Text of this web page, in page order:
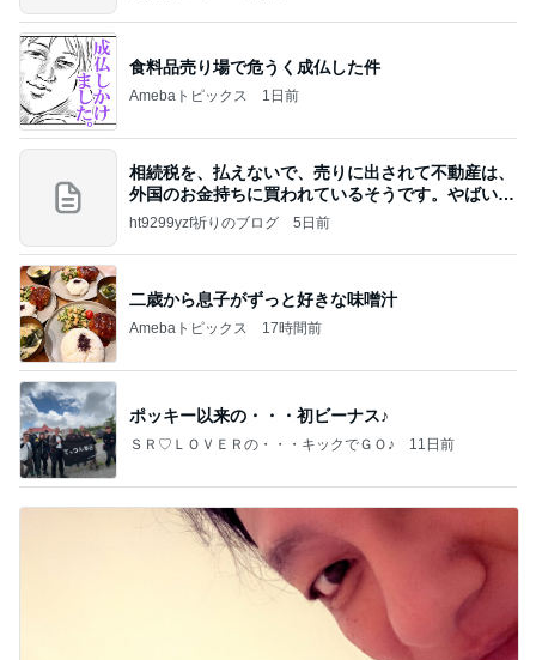
食料品売り場で危うく成仏した件
Amebaトピックス 1日前
相続税を、払えないで、売りに出されて不動産は、
外国のお金持ちに買われているそうです。やばいで
すよ
ht9299yzf祈りのブログ 5日前
二歳から息子がずっと好きな味噌汁
Amebaトピックス 17時間前
ポッキー以来の・・・初ビーナス♪
ＳＲ♡ＬＯＶＥＲの・・・キックでＧＯ♪ 11日前